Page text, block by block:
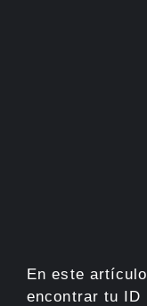
En este
encontrar tu ID